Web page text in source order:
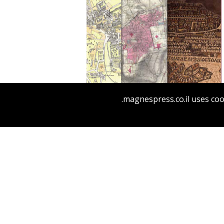
קובי כהן-הטב דורון בר אסף זלצר
magnespress.co.il uses